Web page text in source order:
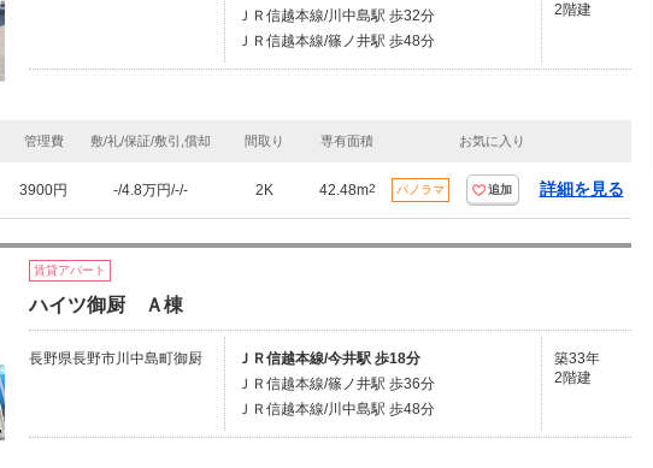
ＪＲ信越本線/川中島駅 歩32分
ＪＲ信越本線/篠ノ井駅 歩48分
2階建
管理費 敷/礼/保証/敷引,償却 間取り 専有面積 お気に入り
3900円 -/4.8万円/-/- 2K 42.48m2 パノラマ 追加 詳細を見る
賃貸アパート
ハイツ御厨 Ａ棟
長野県長野市川中島町御厨
ＪＲ信越本線/今井駅 歩18分
ＪＲ信越本線/篠ノ井駅 歩36分
ＪＲ信越本線/川中島駅 歩48分
築33年
2階建